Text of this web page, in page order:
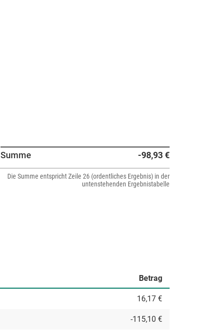
Summe -98,93 €
Die Summe entspricht Zeile 26 (ordentliches Ergebnis) in der
untenstehenden Ergebnistabelle
Betrag
16,17 €
-115,10 €